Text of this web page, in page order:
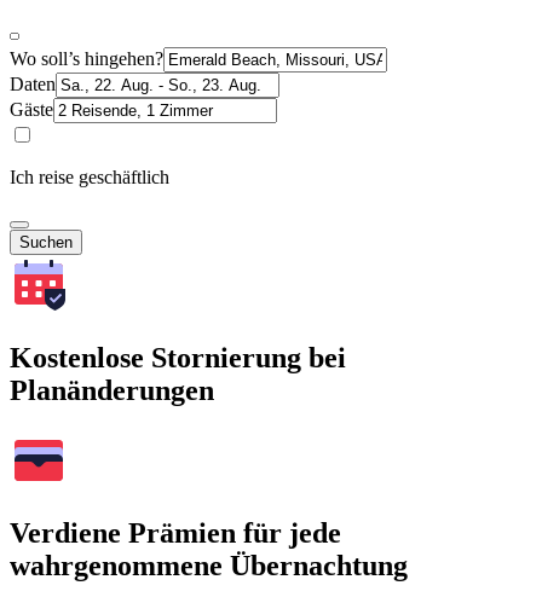
Wo soll’s hingehen?
Daten
Gäste
Ich reise geschäftlich
Suchen
Kostenlose Stornierung bei
Planänderungen
Verdiene Prämien für jede
wahrgenommene Übernachtung